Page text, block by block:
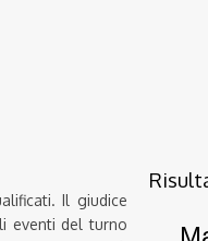
Il giudice
eventi del turno